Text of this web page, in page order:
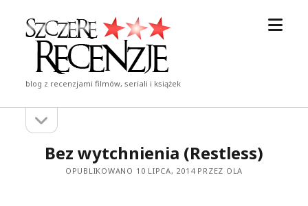
Szczere
Recenzje
blog z recenzjami filmów, seriali i książek
Pasek
boczny
pasek
Bez wytchnienia (Restless)
OPUBLIKOWANO 10 LIPCA, 2014 PRZEZ OLA